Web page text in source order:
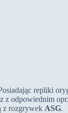
repliki
z odpowiednim
z rozgrywek ASG.